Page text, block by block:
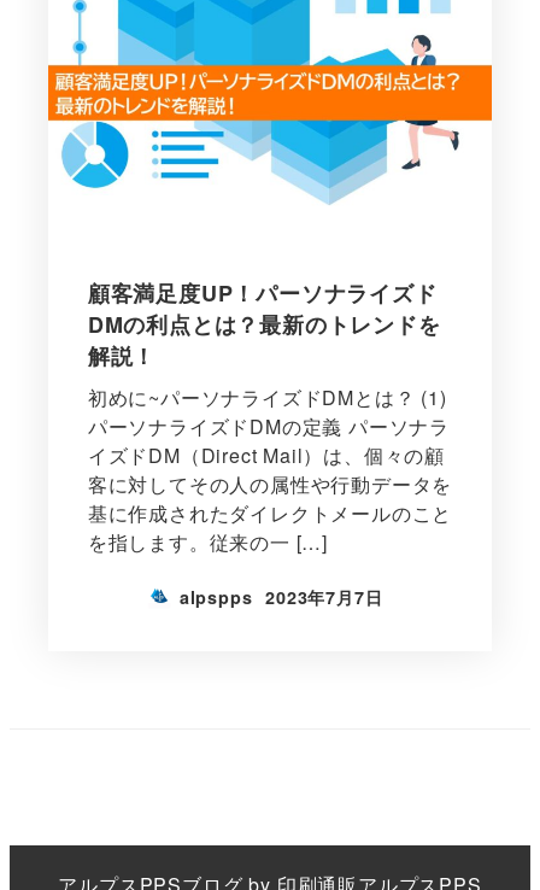
顧客満足度UP！パーソナライズド
DMの利点とは？最新のトレンドを
解説！
初めに~パーソナライズドDMとは？ (1)
パーソナライズドDMの定義 パーソナラ
イズドDM（Direct Mail）は、個々の顧
客に対してその人の属性や行動データを
基に作成されたダイレクトメールのこと
を指します。従来の一 […]
alpspps 2023年7月7日